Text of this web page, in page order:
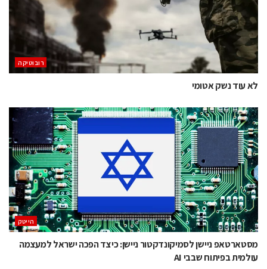
רובוטיקה
לא עוד נשק אטומי
הייטק
מסטארטאפ ניישן לסמיקונדקטור ניישן: כיצד הפכה ישראל למעצמה
עולמית בפיתוח שבבי AI